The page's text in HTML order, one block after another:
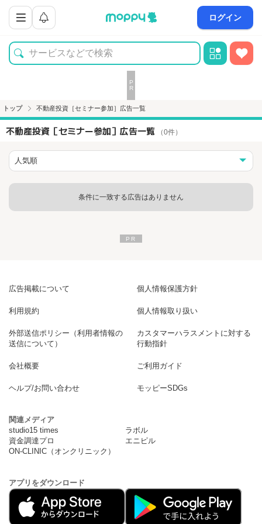
ログイン
トップ 不動産投資［セミナー参加］広告一覧
不動産投資［セミナー参加］広告一覧 （0件）
条件に一致する広告はありません
広告掲載について 個人情報保護方針
利用規約 個人情報取り扱い
外部送信ポリシー（利用者情報の
送信について）
カスタマーハラスメントに対する
行動指針
会社概要 ご利用ガイド
ヘルプ/お問い合わせ モッピーSDGs
関連メディア
studio15 times
ラボル
資金調達プロ
エニピル
ON-CLINIC（オンクリニック）
アプリをダウンロード